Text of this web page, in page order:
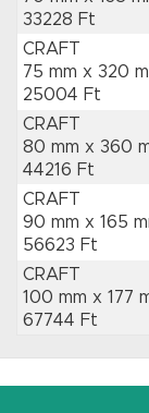
33228 Ft
CRAFT
75 mm x 320
25004 Ft
CRAFT
80 mm x 360
44216 Ft
CRAFT
90 mm x 165
56623 Ft
CRAFT
100 mm x 177
67744 Ft